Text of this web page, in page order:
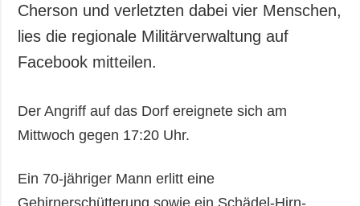
Cherson und verletzten dabei vier Menschen,
lies die regionale Militärverwaltung auf
Facebook mitteilen.
Der Angriff auf das Dorf ereignete sich am
Mittwoch gegen 17:20 Uhr.
Ein 70-jähriger Mann erlitt eine